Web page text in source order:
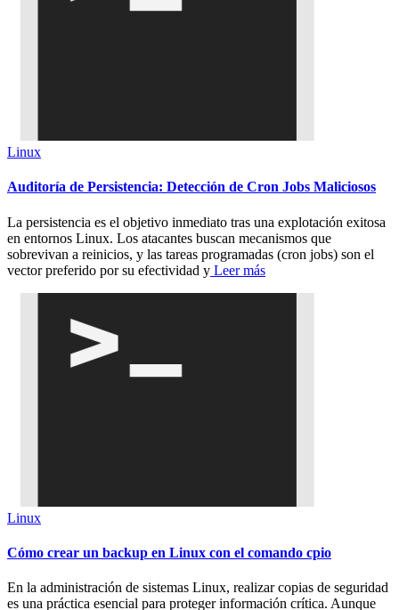
Linux
Auditoría de Persistencia: Detección de Cron Jobs Maliciosos
La persistencia es el objetivo inmediato tras una explotación exitosa
en entornos Linux. Los atacantes buscan mecanismos que
sobrevivan a reinicios, y las tareas programadas (cron jobs) son el
vector preferido por su efectividad y Leer más
Linux
Cómo crear un backup en Linux con el comando cpio
En la administración de sistemas Linux, realizar copias de seguridad
es una práctica esencial para proteger información crítica. Aunque